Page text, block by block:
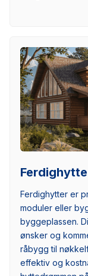
Ferdighytte
Ferdighytter er
moduler eller
byggeplassen.
ønsker og
råbygg til
effektiv og